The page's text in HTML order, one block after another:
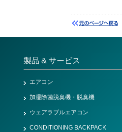
製品 & サービス
エアコン
加湿除菌脱臭機・脱臭機
ウェアラブルエアコン
CONDITIONING BACKPACK